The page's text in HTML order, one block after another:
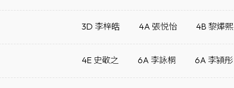
3D 李梓皓 4A 張悦怡 4B 黎燁熙
4E 史敬之 6A 李詠桐 6A 李潁彤